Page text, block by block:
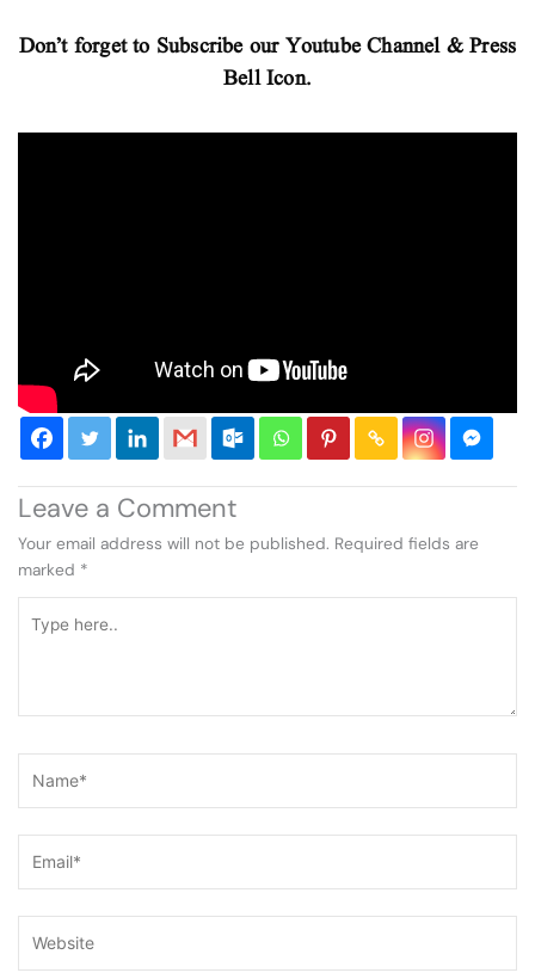
Don’t forget to Subscribe our Youtube Channel & Press
Bell Icon.
Leave a Comment
Your email address will not be published. Required fields are
marked *
here..